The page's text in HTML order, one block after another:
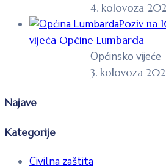
4. kolovoza
Poziv na
vijeća Općine Lumbarda
Općinsko vijeće
3. kolovoza
Najave
Kategorije
Civilna zaštita